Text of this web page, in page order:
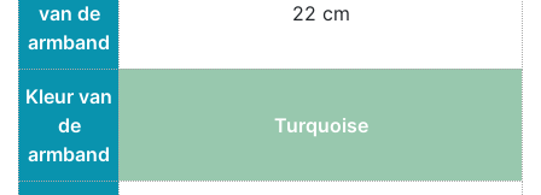
van de
armband
22 cm
Kleur van
de
armband
Turquoise